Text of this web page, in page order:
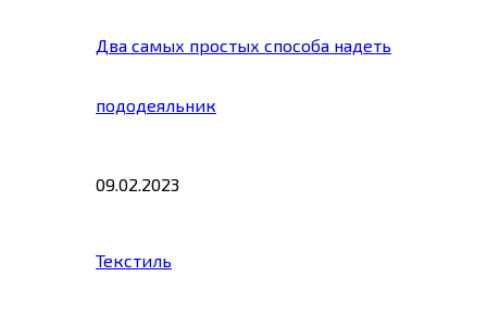
Два самых простых способа надеть
пододеяльник
09.02.2023
Текстиль